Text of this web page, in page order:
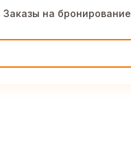
Заказы на бронирование